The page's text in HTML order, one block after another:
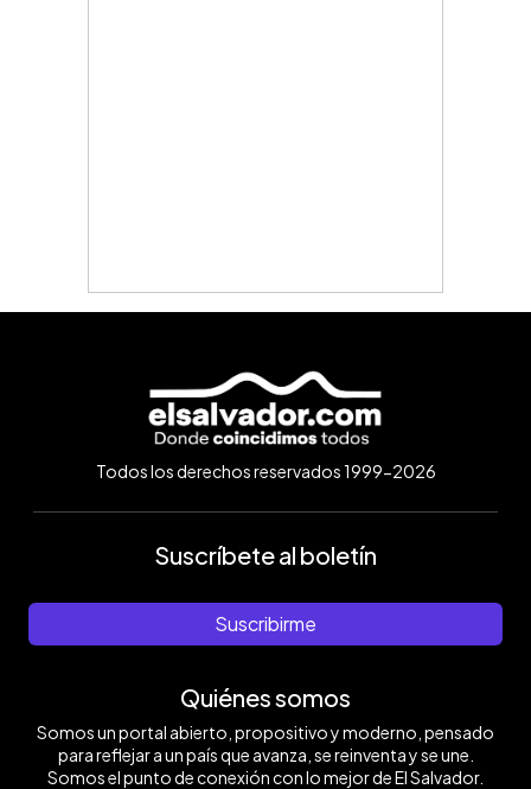
Todos los derechos reservados 1999-2026
Suscríbete al boletín
Suscribirme
Quiénes somos
Somos un portal abierto, propositivo y moderno, pensado
para reflejar a un país que avanza, se reinventa y se une.
Somos el punto de conexión con lo mejor de El Salvador.